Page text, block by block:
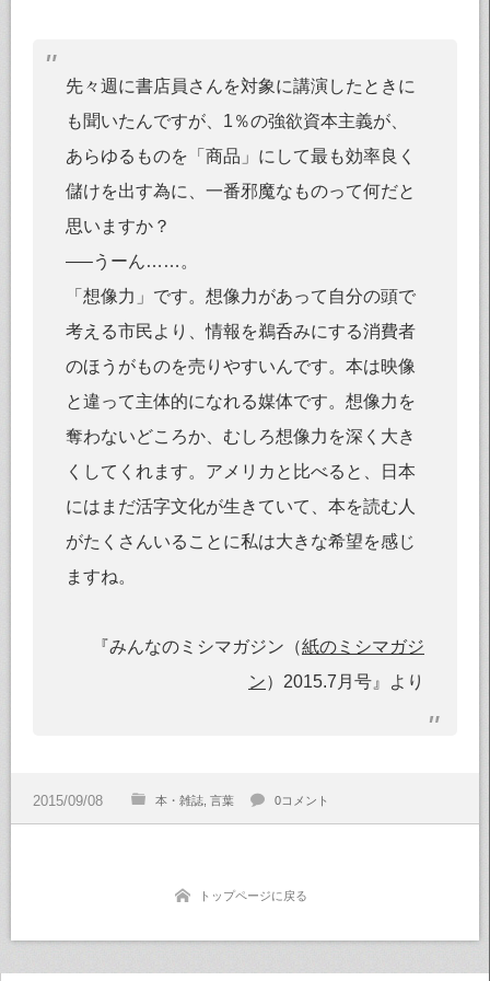
先々週に書店員さんを対象に講演したときに
も聞いたんですが、1％の強欲資本主義が、
あらゆるものを「商品」にして最も効率良く
儲けを出す為に、一番邪魔なものって何だと
思いますか？
—–うーん……。
「想像力」です。想像力があって自分の頭で
考える市民より、情報を鵜呑みにする消費者
のほうがものを売りやすいんです。本は映像
と違って主体的になれる媒体です。想像力を
奪わないどころか、むしろ想像力を深く大き
くしてくれます。アメリカと比べると、日本
にはまだ活字文化が生きていて、本を読む人
がたくさんいることに私は大きな希望を感じ
ますね。
『みんなのミシマガジン（紙のミシマガジ
ン）2015.7月号』より
本・雑誌 言葉 0コメント
トップページに戻る